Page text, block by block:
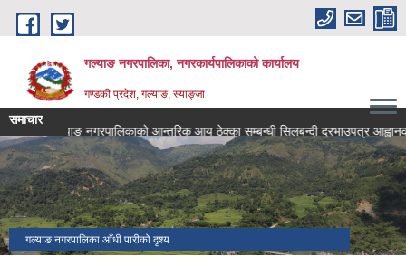
Skip to main content
गल्याङ नगरपालिका, नगरकार्यपालिकाको कार्यालय
गण्डकी प्रदेश, गल्याङ, स्याङ्जा
समाचार
गल्याङ नगरपालिकाको आन्तरिक आय ठेक्का सम्बन्धी सिलबन्दी दरभाउपत्र
गल्याङ नगरपालिका आँधी पारीको दृश्य